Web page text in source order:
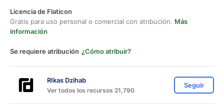
Licencia de Flaticon
Gratis para uso personal o comercial con atribución. Más
información
Se requiere atribución ¿Cómo atribuir?
RIkas Dzihab
Ver todos los recursos 21,790
Seguir